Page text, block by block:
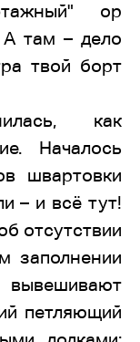
ор
А там – дело
твой борт
как
Началось
швартовки
– и всё тут!
отсутствии
заполнении
петляющий